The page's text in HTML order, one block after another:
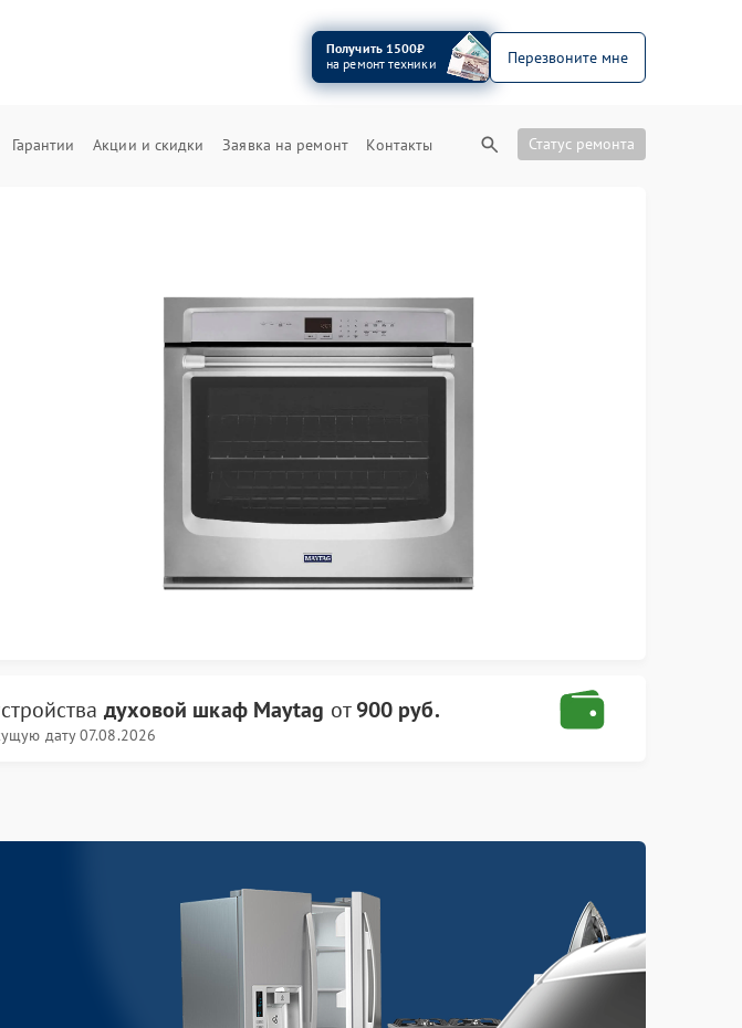
Получить 1500₽
на ремонт техники
Перезвоните мне
Гарантии Акции и скидки Заявка на ремонт Контакты Статус ремонта
духовой шкаф Maytag от900 руб.
дату 07.08.2026